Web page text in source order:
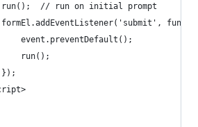
// run on initial prompt
event.preventDefault();
run();